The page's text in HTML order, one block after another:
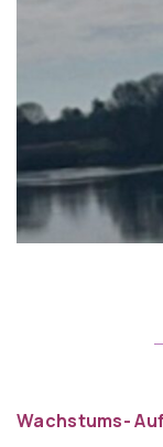
Wachstums-